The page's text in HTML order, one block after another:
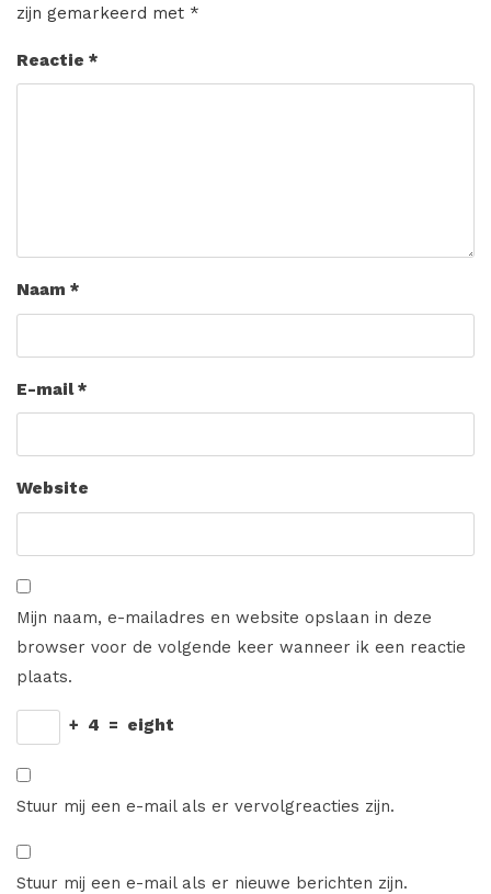
zijn gemarkeerd met *
Reactie *
Naam *
E-mail*
Website
Mijn naam, e-mailadres en website opslaan in deze
browser voor de volgende keer wanneer ik een reactie
plaats.
+ 4 = eight
Stuur mij een e-mail als er vervolgreacties zijn.
Stuur mij een e-mail als er nieuwe berichten zijn.